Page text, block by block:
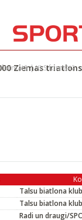
formātā|XLS formātā
Ziemas triatlons
Talsu biatlona
Talsu biatlona
Radi un draugi/